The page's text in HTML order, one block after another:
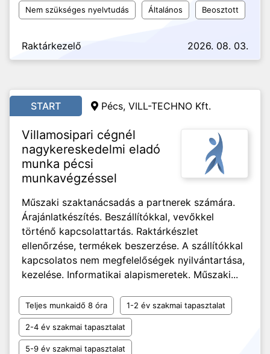
Nem szükséges nyelvtudás Általános Beosztott
Raktárkezelő 2026. 08. 03.
START Pécs, VILL-TECHNO Kft.
Villamosipari cégnél
nagykereskedelmi eladó
munka pécsi
munkavégzéssel
Műszaki szaktanácsadás a partnerek számára.
Árajánlatkészítés. Beszállítókkal, vevőkkel
történő kapcsolattartás. Raktárkészlet
ellenőrzése, termékek beszerzése. A szállítókkal
kapcsolatos nem megfelelőségek nyilvántartása,
kezelése. Informatikai alapismeretek. Műszaki...
Teljes munkaidő 8 óra 1-2 év szakmai tapasztalat
2-4 év szakmai tapasztalat
5-9 év szakmai tapasztalat